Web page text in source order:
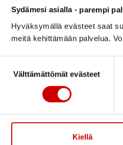
Sydämesi asialla - parempi
Hyväksymällä evästeet saat
meitä kehittämään palvelua.
Välttämättömät evästeet
Kiellä